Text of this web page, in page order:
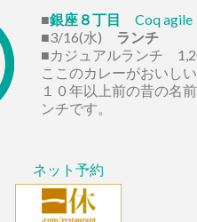
■銀座８丁目
Coq agile
■3/16(水) ランチ
■カジュアルランチ
ここのカレーがおいし
１０年以上前の昔の名
ンチです。
ネット予約